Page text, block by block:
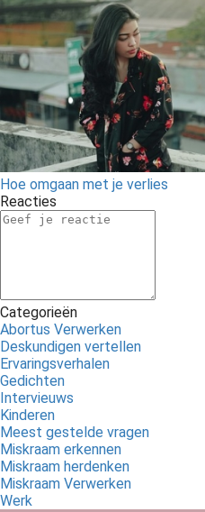
Hoe omgaan met je verlies
Reacties
Categorieën
Abortus Verwerken
Deskundigen vertellen
Ervaringsverhalen
Gedichten
Intervieuws
Kinderen
Meest gestelde vragen
Miskraam erkennen
Miskraam herdenken
Miskraam Verwerken
Werk